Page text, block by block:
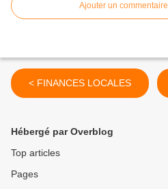
Ajouter un commentaire
< FINANCES LOCALES
Hébergé par Overblog
Top articles
Pages